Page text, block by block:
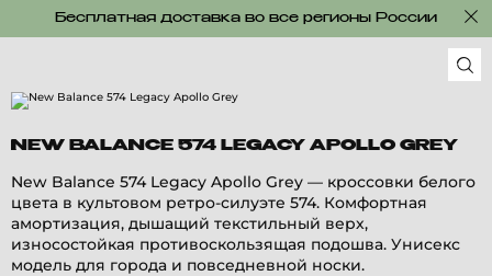
Бесплатная доставка во все регионы России
NEW BALANCE 574 LEGACY APOLLO GREY
New Balance 574 Legacy Apollo Grey — кроссовки белого
цвета в культовом ретро-силуэте 574. Комфортная
амортизация, дышащий текстильный верх,
износостойкая противоскользящая подошва. Унисекс
модель для города и повседневной носки.